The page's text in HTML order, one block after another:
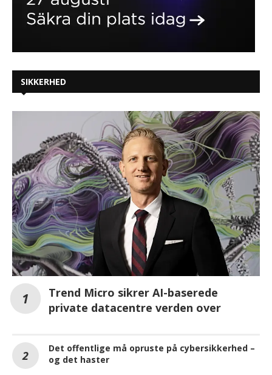
SIKKERHED
Trend Micro sikrer AI-baserede
private datacentre verden over
Det offentlige må opruste på cybersikkerhed –
og det haster